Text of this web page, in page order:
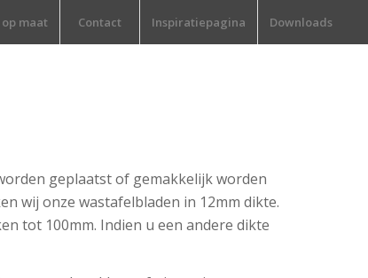
maat Contact Inspiratiepagina Downloads
geplaatst of gemakkelijk worden
wij onze wastafelbladen in 12mm dikte.
tot 100mm. Indien u een andere dikte